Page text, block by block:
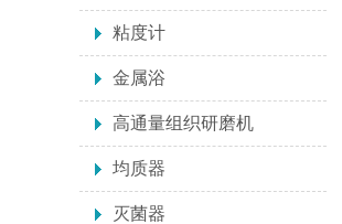
粘度计
金属浴
高通量组织研磨机
均质器
灭菌器